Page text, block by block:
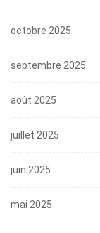
octobre 2025
septembre 2025
août 2025
juillet 2025
juin 2025
mai 2025